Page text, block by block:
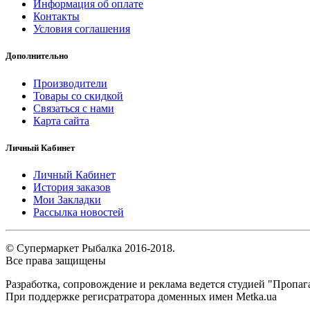
Информация об оплате
Контакты
Условия соглашения
Дополнительно
Производители
Товары со скидкой
Связаться с нами
Карта сайта
Личный Кабинет
Личный Кабинет
История заказов
Мои Закладки
Рассылка новостей
© Супермаркет Рыбалка 2016-2018.
Все права защищены
Разработка, сопровождение и реклама ведется студией
При поддержке регисратратора доменных имен Metka.ua